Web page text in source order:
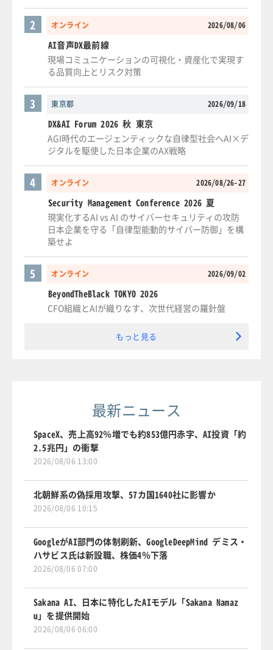
オンライン 2026/08/06
2
AI音声DX最前線
現場コミュニケーションの可視化・資産化で実現す
る品質向上とリスク対策
東京都 2026/09/18
3
DX&AI Forum 2026 秋 東京
AGI時代のエージェンティックな自律型社会へAI×デ
ジタルを駆使した日本企業のAX戦略
オンライン 2026/08/26-27
4
Security Management Conference 2026 夏
現実化するAI vs AI のサイバーセキュリティの攻防
日本企業を守る「自律型能動的サイバー防御」を構
築せよ
オンライン 2026/09/02
5
BeyondTheBlack TOKYO 2026
CFO組織とAIが織りなす、次世代経営の羅針盤
もっと見る
最新ニュース
SpaceX、売上高92％増でも約853億円赤字、AI投資「約
2.5兆円」の衝撃
2026/08/06 13:00
北朝鮮系の偽採用攻撃、57カ国1640社に影響か
2026/08/06 10:15
GoogleがAI部門の体制刷新、GoogleDeepMind デミス・
ハサビス氏は新設職、株価4％下落
2026/08/06 07:00
Sakana AI、日本に特化したAIモデル「Sakana Namaz
u」を提供開始
2026/08/06 06:00